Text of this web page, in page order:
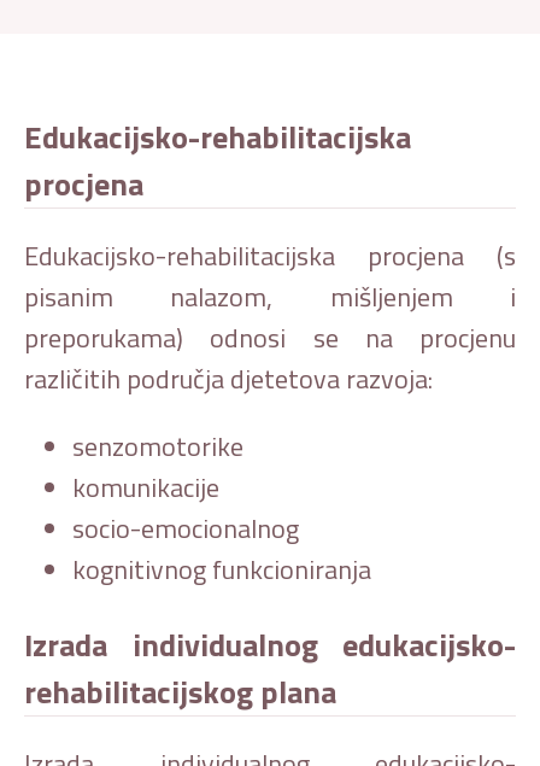
Edukacijsko-rehabilitacijska
procjena
Edukacijsko-rehabilitacijska procjena (s
pisanim nalazom, mišljenjem i
preporukama) odnosi se na procjenu
različitih područja djetetova razvoja:
senzomotorike
komunikacije
socio-emocionalnog
kognitivnog funkcioniranja
Izrada individualnog edukacijsko-
rehabilitacijskog plana